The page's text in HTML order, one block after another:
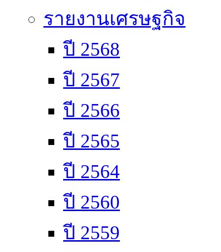
รายงานเศรษฐกิจ
ปี 2568
ปี 2567
ปี 2566
ปี 2565
ปี 2564
ปี 2560
ปี 2559